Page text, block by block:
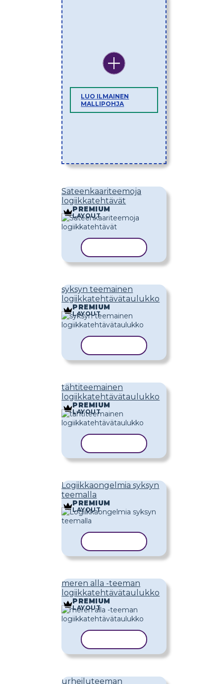
LUO ILMAINEN
MALLIPOHJA
Sateenkaariteemoja
logiikkatehtävät
PREMIUM
LAYOUT
syksyn teemainen
logiikkatehtävätaulukko
PREMIUM
LAYOUT
tähtiteemainen
logiikkatehtävätaulukko
PREMIUM
LAYOUT
Logiikkaongelmia syksyn
teemalla
PREMIUM
LAYOUT
meren alla -teeman
logiikkatehtävätaulukko
PREMIUM
LAYOUT
urheiluteeman